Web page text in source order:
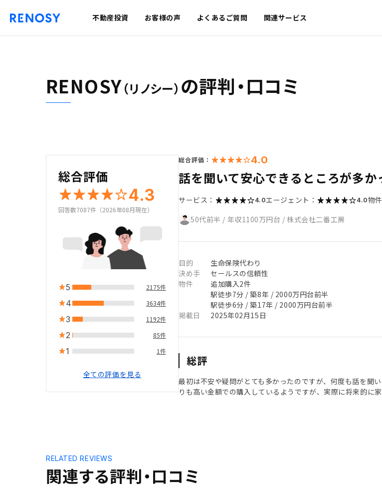
不動産投資 お客様の声 よくあるご質問 関連サービス
RENOSY（リノシー） の評判・口コミ
総合評価
4.3
回答数7087件（2026年08月現在）
5 2175件
4 3634件
3 1192件
2 85件
1 1件
全ての評価を見る
総合評価： 4.0
話を聞いて安心できるところが多か
サービス： 4.0エージェント： 4.0物件
50代前半 / 年収1100万円台 / 株式会社二番工房
目的
生命保険代わり
決め手
セールスの信頼性
物件
追加購入2件
駅徒歩7分 / 築8年 / 2000万円台前半
駅徒歩6分 / 築17年 / 2000万円台前半
掲載日
2025年02月15日
総評
最初は不安や疑問がとても多かったのですが、何度も話を聞
りも高い金額での購入しているようですが、実際に将来的に
関連する評判・口コミ
RELATED REVIEWS